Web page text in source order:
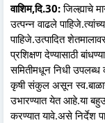
वाशिम,दि.30:जिल्ह्याचे
उत्पन्न वाढले
पाहिजे.उत्पादित
प्रशिक्षण देण्यासाठी
समितीमधून निधी उपलब्ध
कृषी संकुल असून
उभारण्यात येत आहे.या
करण्यात यावे.असे निर्देश